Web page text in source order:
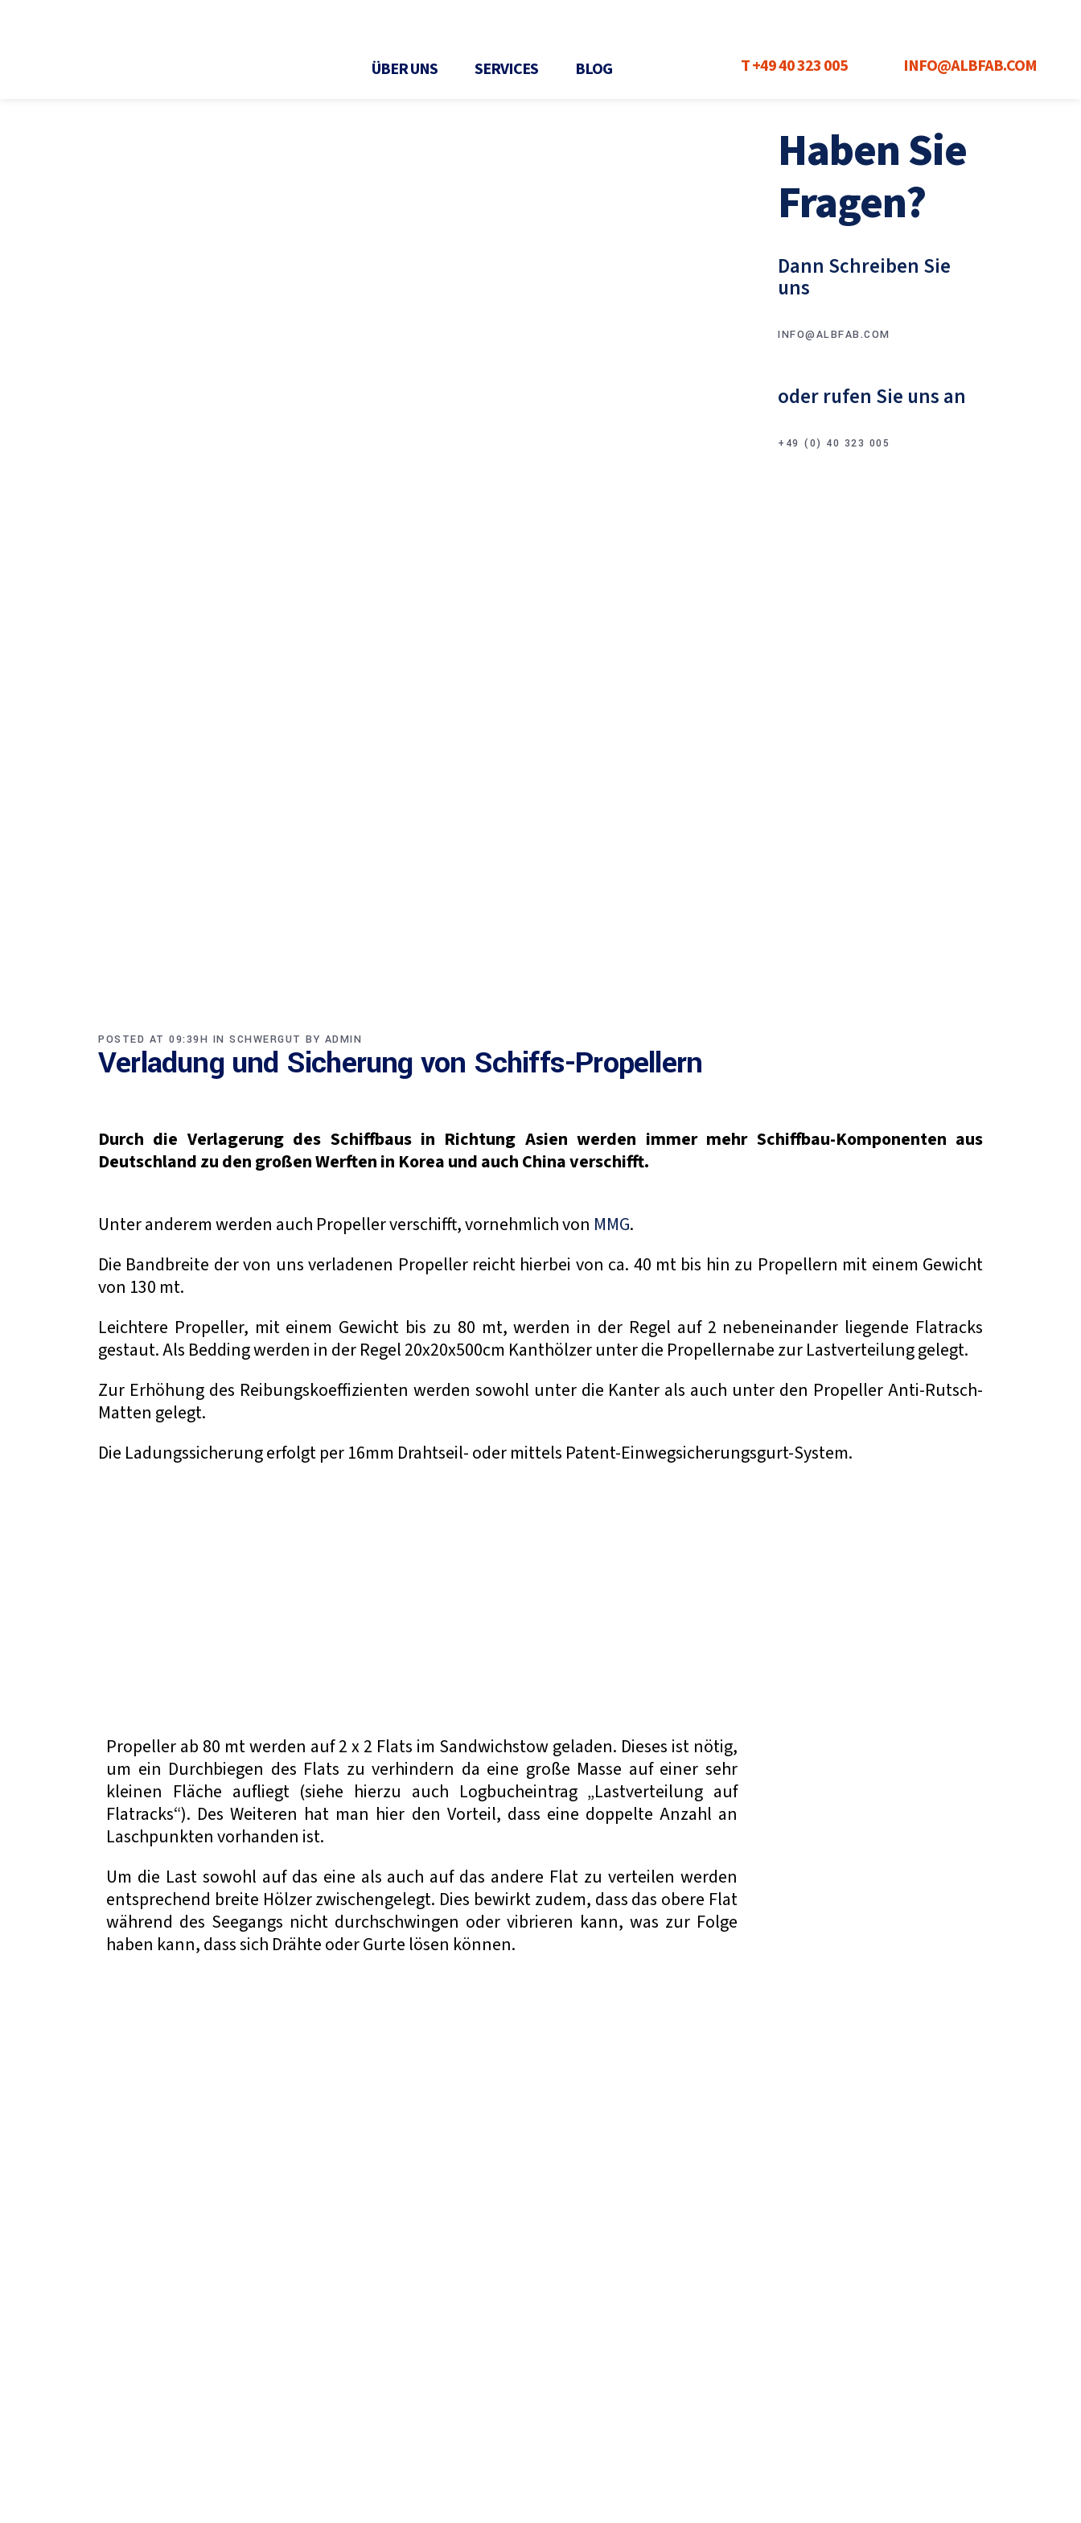
ÜBER UNS SERVICES BLOG T +49 40 323 005 INFO@ALBFAB.COM
Verladung und Sicherung von Schiffs-Propellern
POSTED AT 09:39H IN SCHWERGUT BY ADMIN
Durch die Verlagerung des Schiffbaus in Richtung Asien werden immer mehr Schiffbau-Komponenten aus
Deutschland zu den großen Werften in Korea und auch China verschifft.
Unter anderem werden auch Propeller verschifft, vornehmlich von MMG.
Die Bandbreite der von uns verladenen Propeller reicht hierbei von ca. 40 mt bis hin zu Propellern mit einem Gewicht
von 130 mt.
Leichtere Propeller, mit einem Gewicht bis zu 80 mt, werden in der Regel auf 2 nebeneinander liegende Flatracks
gestaut. Als Bedding werden in der Regel 20x20x500cm Kanthölzer unter die Propellernabe zur Lastverteilung gelegt.
Zur Erhöhung des Reibungskoeffizienten werden sowohl unter die Kanter als auch unter den Propeller Anti-Rutsch-
Matten gelegt.
Die Ladungssicherung erfolgt per 16mm Drahtseil- oder mittels Patent-Einwegsicherungsgurt-System.
Propeller ab 80 mt werden auf 2 x 2 Flats im Sandwichstow geladen. Dieses ist nötig,
um ein Durchbiegen des Flats zu verhindern da eine große Masse auf einer sehr
kleinen Fläche aufliegt (siehe hierzu auch Logbucheintrag „Lastverteilung auf
Flatracks“). Des Weiteren hat man hier den Vorteil, dass eine doppelte Anzahl an
Laschpunkten vorhanden ist.
Um die Last sowohl auf das eine als auch auf das andere Flat zu verteilen werden
entsprechend breite Hölzer zwischengelegt. Dies bewirkt zudem, dass das obere Flat
während des Seegangs nicht durchschwingen oder vibrieren kann, was zur Folge
haben kann, dass sich Drähte oder Gurte lösen können.
Haben Sie
Fragen?
Dann Schreiben Sie
uns
INFO@ALBFAB.COM
oder rufen Sie uns an
+49 (0) 40 323 005